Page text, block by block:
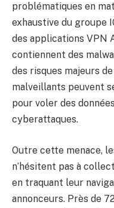
problématiques en
exhaustive du groupe
des applications VPN
contiennent des
des risques majeurs
malveillants peuvent
pour voler des
cyberattaques.
Outre cette menace,
n’hésitent pas à
en traquant leur
annonceurs. Près de